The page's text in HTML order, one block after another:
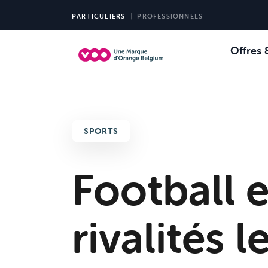
PARTICULIERS PROFESSIONNELS
Offres
SPORTS
Football
rivalités